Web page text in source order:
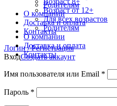
Родителям
О компании
Доставка и оплата
Контакты
Логин / Регистрация
ВходСоздать аккаунт
Имя пользователя или Email *
Пароль *
Возраст от 12+
Для всех возрастов
Родителям
О компании
Доставка и оплата
Контакты